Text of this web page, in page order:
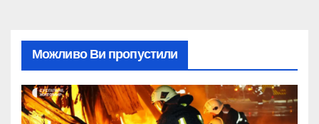
Можливо Ви пропустили